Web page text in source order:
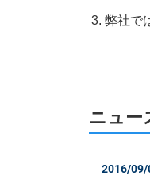
弊社で
ニュー
2016/09/